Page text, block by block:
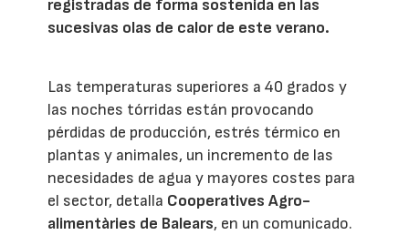
registradas de forma sostenida en las
sucesivas olas de calor de este verano.
Las temperaturas superiores a 40 grados y
las noches tórridas están provocando
pérdidas de producción, estrés térmico en
plantas y animales, un incremento de las
necesidades de agua y mayores costes para
el sector, detalla Cooperatives Agro-
alimentàries de Balears, en un comunicado.